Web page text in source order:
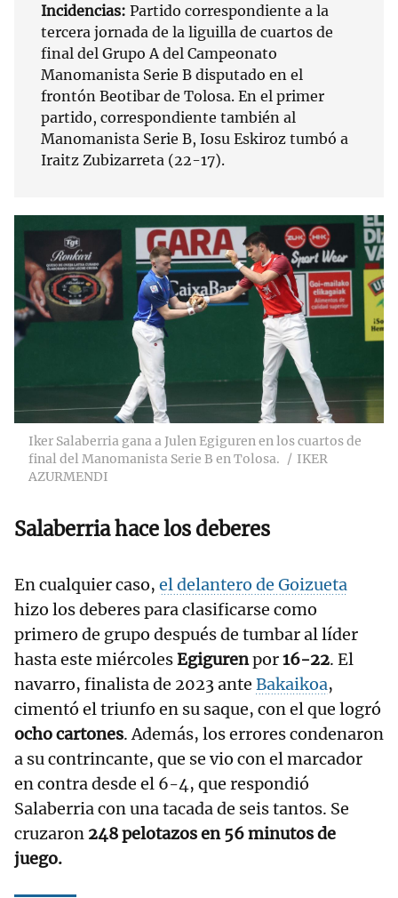
Incidencias: Partido correspondiente a la
tercera jornada de la liguilla de cuartos de
final del Grupo A del Campeonato
Manomanista Serie B disputado en el
frontón Beotibar de Tolosa. En el primer
partido, correspondiente también al
Manomanista Serie B, Iosu Eskiroz tumbó a
Iraitz Zubizarreta (22-17).
Iker Salaberria gana a Julen Egiguren en los cuartos de
final del Manomanista Serie B en Tolosa.
IKER
AZURMENDI
Salaberria hace los deberes
En cualquier caso, el delantero de Goizueta
hizo los deberes para clasificarse como
primero de grupo después de tumbar al líder
hasta este miércolesEgigurenpor16-22. El
navarro, finalista de 2023 ante Bakaikoa,
cimentó el triunfo en su saque, con el que logró
ocho cartones. Además, los errores condenaron
a su contrincante, que se vio con el marcador
en contra desde el 6-4, que respondió
Salaberria con una tacada de seis tantos. Se
cruzaron 248 pelotazos en 56 minutos de
juego.